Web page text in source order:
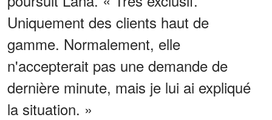
Uniquement des clients haut de
gamme. Normalement, elle
n'accepterait pas une demande de
dernière minute, mais je lui ai expliqué
la situation. »